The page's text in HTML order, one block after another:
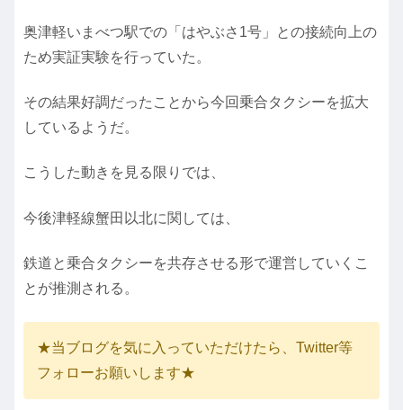
奥津軽いまべつ駅での「はやぶさ1号」との接続向上の
ため実証実験を行っていた。
その結果好調だったことから今回乗合タクシーを拡大
しているようだ。
こうした動きを見る限りでは、
今後津軽線蟹田以北に関しては、
鉄道と乗合タクシーを共存させる形で運営していくこ
とが推測される。
★当ブログを気に入っていただけたら、Twitter等
フォローお願いします★